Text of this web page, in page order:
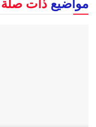
مواضيع ذات صلة